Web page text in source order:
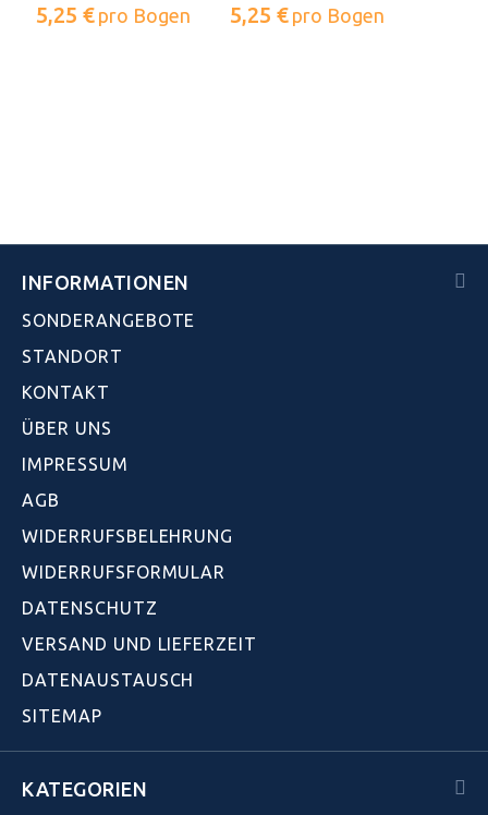
5,25 € pro Bogen 5,25 € pro Bogen
INFORMATIONEN
SONDERANGEBOTE
STANDORT
KONTAKT
ÜBER UNS
IMPRESSUM
AGB
WIDERRUFSBELEHRUNG
WIDERRUFSFORMULAR
DATENSCHUTZ
VERSAND UND LIEFERZEIT
DATENAUSTAUSCH
SITEMAP
KATEGORIEN